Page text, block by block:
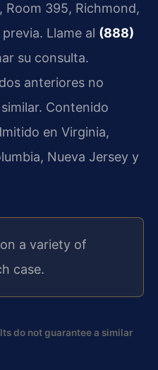
Room 395, Richmond,
Llame al (888)
su consulta.
anteriores no
Contenido
en Virginia,
Nueva Jersey y
a variety of
case.
do not guarantee a similar